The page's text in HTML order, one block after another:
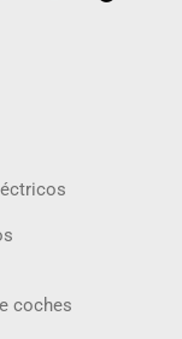
coches